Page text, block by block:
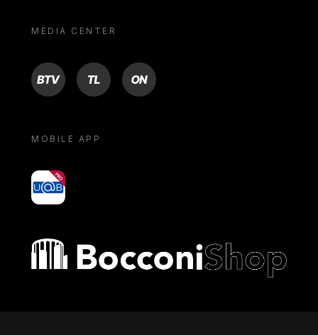
MEDIA CENTER
BTV TL ON
MOBILE APP
yoU@B
Bocconi shop